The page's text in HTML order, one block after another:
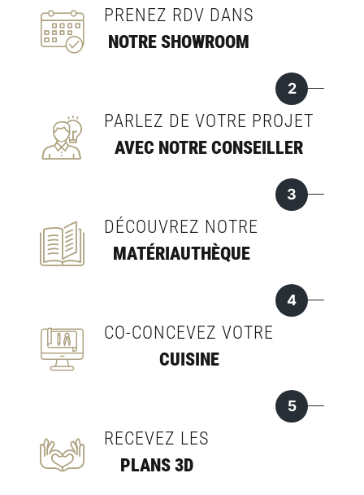
PRENEZ RDV DANS
NOTRE SHOWROOM
2
PARLEZ DE VOTRE PROJET
AVEC NOTRE CONSEILLER
3
DÉCOUVREZ NOTRE
MATÉRIAUTHÈQUE
4
CO-CONCEVEZ VOTRE
CUISINE
5
RECEVEZ LES
PLANS 3D